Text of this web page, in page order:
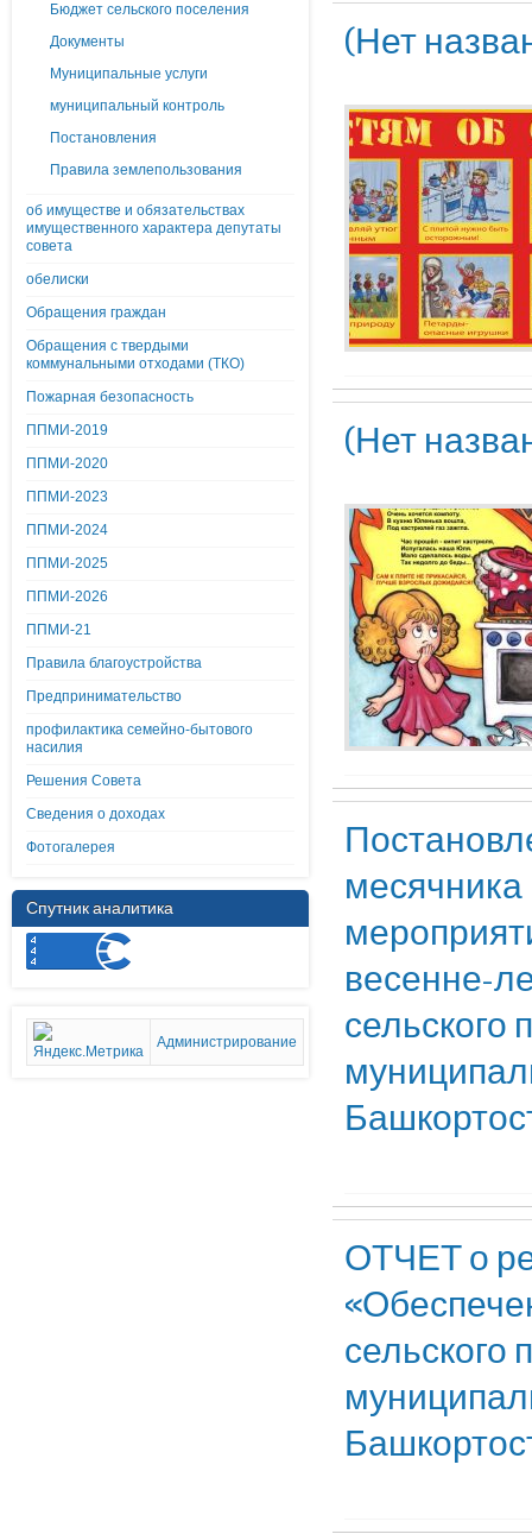
Бюджет сельского поселения
Документы
Муниципальные услуги
муниципальный контроль
Постановления
Правила землепользования
об имуществе и обязательствах
имущественного характера депутаты
совета
обелиски
Обращения граждан
Обращения с твердыми
коммунальными отходами (ТКО)
Пожарная безопасность
ППМИ-2019
ППМИ-2020
ППМИ-2023
ППМИ-2024
ППМИ-2025
ППМИ-2026
ППМИ-21
Правила благоустройства
Предпринимательство
профилактика семейно-бытового
насилия
Решения Совета
Сведения о доходах
Фотогалерея
Спутник аналитика
Администрирование
(Нет
(Нет
весенне-
сельского
ОТЧЕТ о
сельского